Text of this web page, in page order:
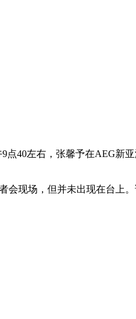
40左右，张馨予在AEG新
现场，但并未出现在台上。